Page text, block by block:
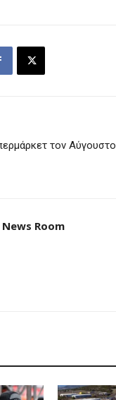
τον Αύγουστο
News Room